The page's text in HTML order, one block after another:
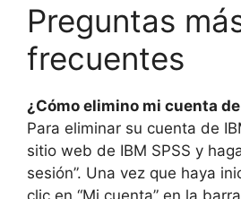
Preguntas
frecuentes
¿Cómo elimino mi cuenta de
Para eliminar su cuenta de
sitio web de IBM SPSS y
sesión”. Una vez que haya
clic en “Mi cuenta” en la